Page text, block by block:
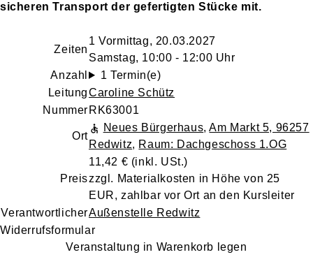
sicheren Transport der gefertigten Stücke mit.
Zeiten
1 Vormittag, 20.03.2027
Samstag, 10:00 - 12:00 Uhr
Anzahl
1 Termin(e)
LeitungCaroline Schütz
Nummer RK63001
Ort
Neues Bürgerhaus,Am Markt 5, 96257
Redwitz, Raum: Dachgeschoss 1.OG
Preis
11,42 € (inkl. USt.)
zzgl. Materialkosten in Höhe von 25
EUR, zahlbar vor Ort an den Kursleiter
VerantwortlicherAußenstelle Redwitz
Widerrufsformular
Veranstaltung in Warenkorb legen